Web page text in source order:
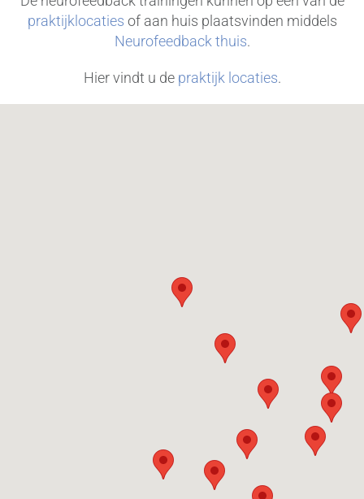
Hier vindt u depraktijk locaties.